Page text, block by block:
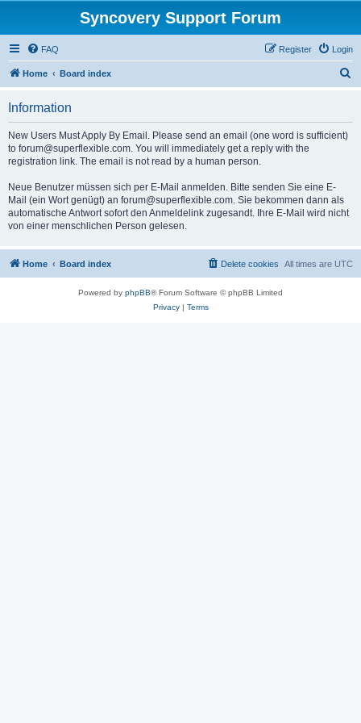
Syncovery Support Forum
FAQ Login
Register
Home Board index
Information
New Users Must Apply By Email. Please send an email (one word is sufficient)
to forum@superflexible.com. You will immediately get a reply with the
registration link. The email is not read by a human person.
Neue Benutzer müssen sich per E-Mail anmelden. Bitte senden Sie eine E-
Mail (ein Wort genügt) an forum@superflexible.com. Sie bekommen dann als
automatische Antwort sofort den Anmeldelink zugesandt. Ihre E-Mail wird nicht
von einer menschlichen Person gelesen.
Home Board index All times are UTC
Delete cookies
Powered by phpBB® Forum Software © phpBB Limited
Privacy| Terms